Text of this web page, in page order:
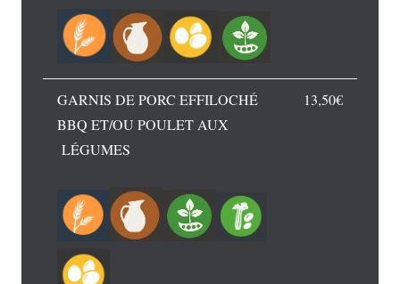
GARNIS DE PORC EFFILOCHÉ
BBQ ET/OU POULET AUX
LÉGUMES
13,50€